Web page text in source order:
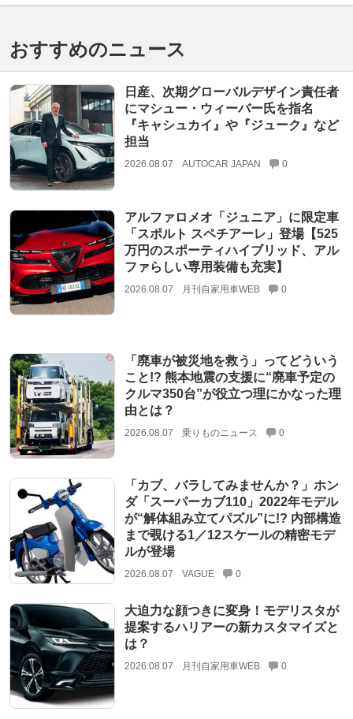
おすすめのニュース
日産、次期グローバルデザイン責任者
にマシュー・ウィーバー氏を指名
『キャシュカイ』や『ジューク』など
担当
2026.08.07 AUTOCAR JAPAN 0
アルファロメオ「ジュニア」に限定車
「スポルト スペチアーレ」登場【525
万円のスポーティハイブリッド、アル
ファらしい専用装備も充実】
2026.08.07 月刊自家用車WEB 0
「廃車が被災地を救う」ってどういう
こと!? 熊本地震の支援に“廃車予定の
クルマ350台”が役立つ理にかなった理
由とは？
2026.08.07 乗りものニュース 0
「カブ、バラしてみませんか？」ホン
ダ「スーパーカブ110」2022年モデル
が“解体組み立てパズル”に!? 内部構造
まで覗ける1／12スケールの精密モデ
ルが登場
2026.08.07 VAGUE 0
大迫力な顔つきに変身！モデリスタが
提案するハリアーの新カスタマイズと
は？
2026.08.07 月刊自家用車WEB 0